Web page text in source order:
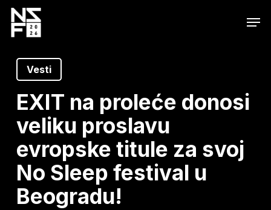
Skip
content
Vesti
EXIT na proleće donosi
veliku proslavu
evropske titule za svoj
No Sleep festival u
Beogradu!